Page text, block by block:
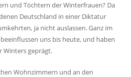
und Töchtern der Winterfrauen? Da
Deutschland in einer Diktatur
ja nicht auslassen. Ganz im
uns bis heute, und haben
Winters geprägt.
Wohnzimmern und an den